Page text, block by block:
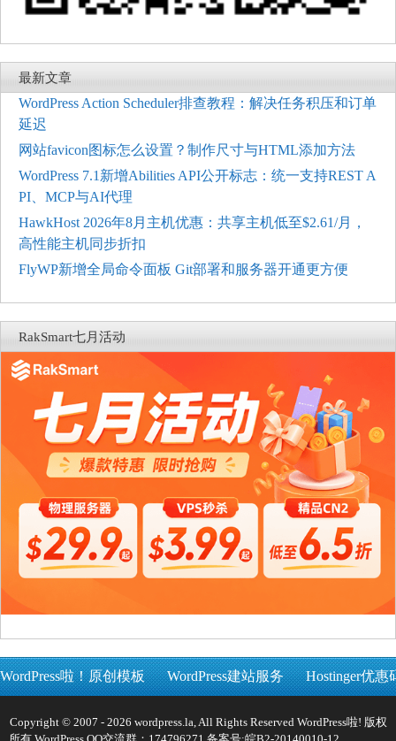
最新文章
WordPress Action Scheduler排查教程：解决任务积压和订单
延迟
网站favicon图标怎么设置？制作尺寸与HTML添加方法
WordPress 7.1新增Abilities API公开标志：统一支持REST A
PI、MCP与AI代理
HawkHost 2026年8月主机优惠：共享主机低至$2.61/月，
高性能主机同步折扣
FlyWP新增全局命令面板 Git部署和服务器开通更方便
RakSmart七月活动
WordPress啦！原创模板 WordPress建站服务 Hostinger优惠
Copyright © 2007 - 2026 wordpress.la, All Rights Reserved WordPress啦! 版权